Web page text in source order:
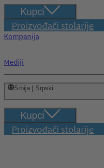
Kupci
Proizvođači stolarije
Kompanija
Mediji
Srbija | Srpski
Kupci
Proizvođači stolarije